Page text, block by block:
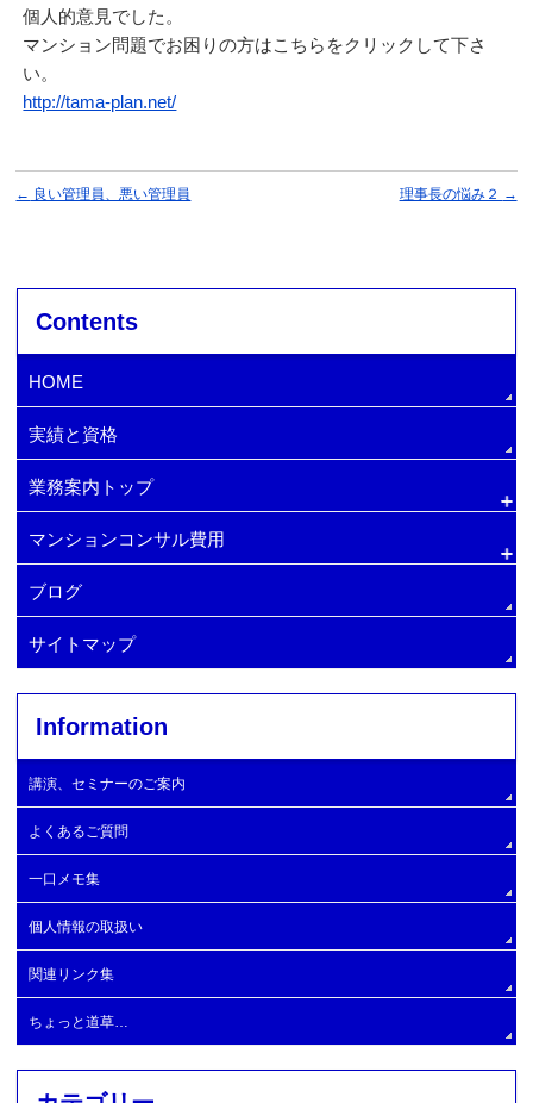
個人的意見でした。
マンション問題でお困りの方はこちらをクリックして下さ
い。
http://tama-plan.net/
← 良い管理員、悪い管理員 理事長の悩み２ →
Contents
HOME
実績と資格
業務案内トップ
排水管・給水管の更新
増圧ポンプへの交換
マンション管理費削減方法
マンション管理会社変更・手順
マンション理事長の仕事
自主管理マンション
エレベーターの設置
管理費滞納問題の解決支援
大規模修繕コンサルタントの探し方
大規模修繕工事施工業者
建物と設備の簡易診断
大規模Ｂ
大規模C
大規模Ⅾ
大規模E
大規模修繕委員会の設置
大規模修繕工事実施と工事開始時期
マンションコンサル費用
マンション顧問契約
ブログ
サイトマップ
Information
講演、セミナーのご案内
よくあるご質問
一口メモ集
個人情報の取扱い
関連リンク集
ちょっと道草…